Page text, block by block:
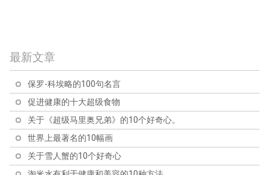
最新文章
保罗-科埃略的100句名言
促进健康的十大超级食物
关于《超级马里奥兄弟》的10个好奇心。
世界上最著名的10幅画
关于雪人蟹的10个好奇心